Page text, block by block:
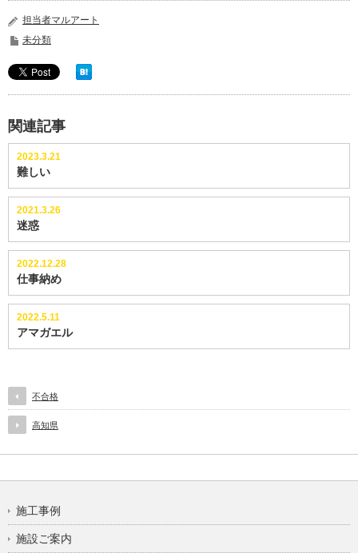
担当者マルアート
未分類
関連記事
2023.3.21
難しい
2021.3.26
迷惑
2022.12.28
仕事納め
2022.5.11
アマガエル
不合格
高知県
施工事例
施設ご案内